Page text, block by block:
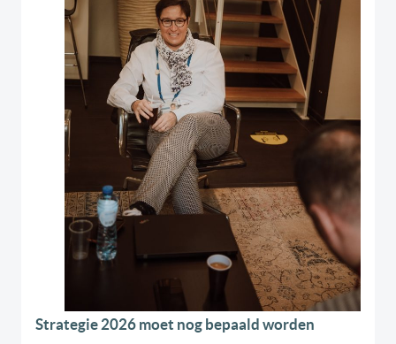
Strategie 2026 moet nog bepaald worden